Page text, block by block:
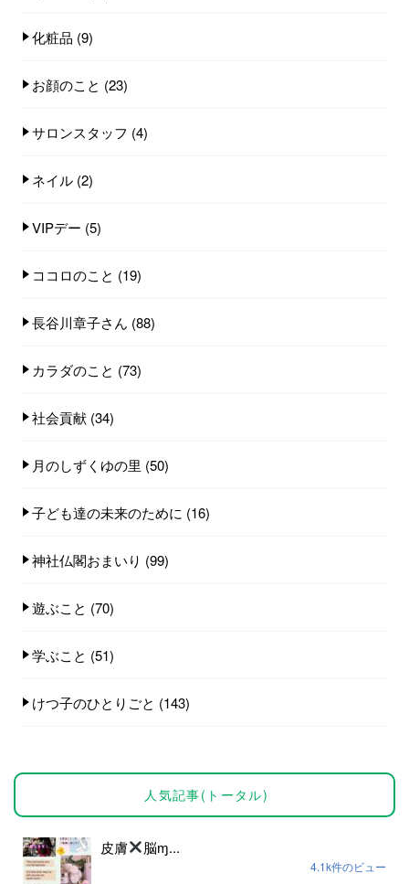
化粧品 (9)
お顔のこと (23)
サロンスタッフ (4)
ネイル (2)
VIPデー (5)
ココロのこと (19)
長谷川章子さん (88)
カラダのこと (73)
社会貢献 (34)
月のしずくゆの里 (50)
子ども達の未来のために (16)
神社仏閣おまいり (99)
遊ぶこと (70)
学ぶこと (51)
けつ子のひとりごと (143)
人気記事(トータル)
皮膚 脳ɱ...
4.1k件のビュー